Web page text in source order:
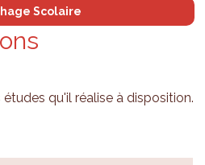
Scolaire
qu'il réalise à disposition.